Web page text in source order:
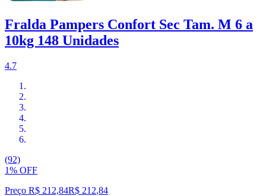
Fralda Pampers Confort Sec Tam. M 6 a
10kg 148 Unidades
4.7
(92)
1% OFF
Preço R$ 212,84R$ 212,84